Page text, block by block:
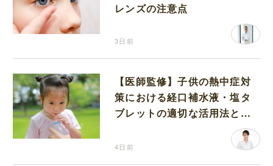
レンズの注意点
3日前
【医師監修】子供の熱中症対
策における経口補水液・塩タ
ブレットの適切な活用法と水
4日前